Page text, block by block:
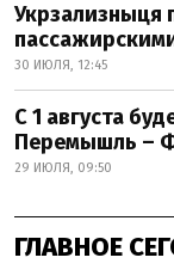
Укрзализныця
30 ИЮЛЯ, 12:45
С 1 августа
Перемышль –
29 ИЮЛЯ, 09:50
ГЛАВНОЕ